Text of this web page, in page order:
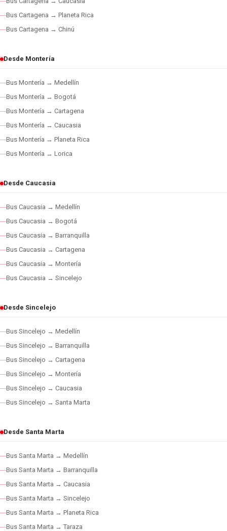
Bus Cartagena → Planeta Rica
Bus Cartagena → Chinú
Desde Montería
Bus Montería → Medellín
Bus Montería → Bogotá
Bus Montería → Cartagena
Bus Montería → Caucasia
Bus Montería → Planeta Rica
Bus Montería → Lorica
Desde Caucasia
Bus Caucasia → Medellín
Bus Caucasia → Bogotá
Bus Caucasia → Barranquilla
Bus Caucasia → Cartagena
Bus Caucasia → Montería
Bus Caucasia → Sincelejo
Desde Sincelejo
Bus Sincelejo → Medellín
Bus Sincelejo → Barranquilla
Bus Sincelejo → Cartagena
Bus Sincelejo → Montería
Bus Sincelejo → Caucasia
Bus Sincelejo → Santa Marta
Desde Santa Marta
Bus Santa Marta → Medellín
Bus Santa Marta → Barranquilla
Bus Santa Marta → Caucasia
Bus Santa Marta → Sincelejo
Bus Santa Marta → Planeta Rica
Bus Santa Marta → Taraza